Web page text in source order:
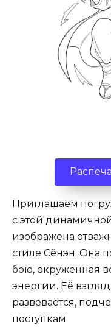
Приглашаем
с этой
изображена
стиле Сёнэн. Она
бою, окруженная
энергии. Её
развевается,
поступкам.